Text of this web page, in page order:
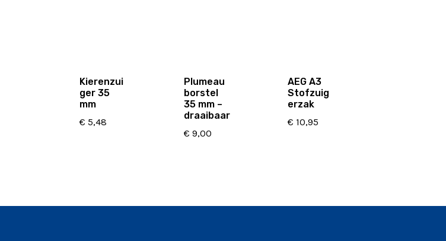
Kierenzui
ger 35
mm
€ 5,48
Plumeau
borstel
35 mm –
draaibaar
€ 9,00
AEG A3
Stofzuig
erzak
€ 10,95